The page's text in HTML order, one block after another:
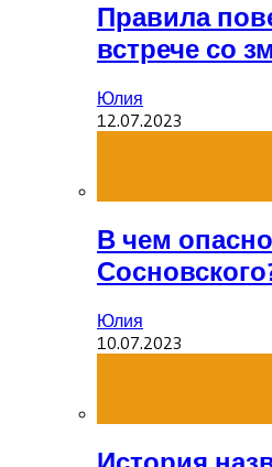
Правила
встрече со
Юлия
12.07.2023
В чем
Юлия
10.07.2023